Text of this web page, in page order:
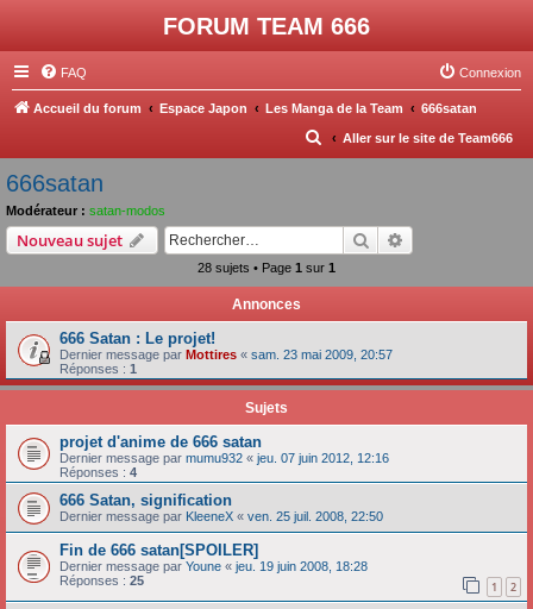
FORUM TEAM 666
FAQ Connexion
Accueil du forum Espace Japon Les Manga de la Team 666satan
Aller sur le site de Team666
R
e
r
666satan
Modérateur : satan-modos
Nouveau sujet Rechercher
28 sujets • Page 1 sur 1
Annonces
666 Satan : Le projet!
Dernier message par Mottires « sam. 23 mai 2009, 20:57
Réponses : 1
Sujets
projet d'anime de 666 satan
Dernier message par mumu932 « jeu. 07 juin 2012, 12:16
Réponses : 4
666 Satan, signification
Dernier message par KleeneX « ven. 25 juil. 2008, 22:50
Fin de 666 satan[SPOILER]
Dernier message par Youne « jeu. 19 juin 2008, 18:28
Réponses : 25 1 2